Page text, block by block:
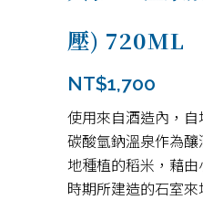
壓) 720ML
NT$1,700
使用來自酒造內，
碳酸氫鈉溫泉作為
地種植的稻米，藉
時期所建造的石室